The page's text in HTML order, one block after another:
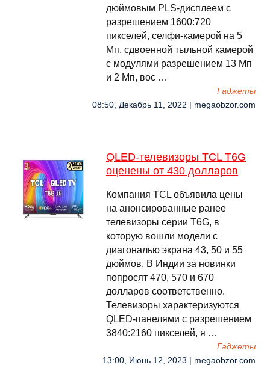
дюймовым PLS-дисплеем с
разрешением 1600:720
пикселей, селфи-камерой на 5
Мп, сдвоенной тыльной камерой
с модулями разрешением 13 Мп
и 2 Мп, вос …
Гаджеты
08:50, Декабрь 11, 2022 | megaobzor.com
QLED-телевизоры TCL T6G
оценены от 430 долларов
Компания TCL объявила цены
на анонсированные ранее
телевизоры серии T6G, в
которую вошли модели с
диагональю экрана 43, 50 и 55
дюймов. В Индии за новинки
попросят 470, 570 и 670
долларов соответственно.
Телевизоры характеризуются
QLED-панелями с разрешением
3840:2160 пикселей, я …
Гаджеты
13:00, Июнь 12, 2023 | megaobzor.com